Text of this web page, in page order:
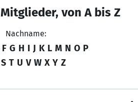
Mitglieder, von A bis Z
Nachname:
F G H I J K L M N O P
S T U V W X Y Z